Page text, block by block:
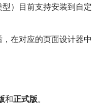
）目前支持安装到自定
在对应的页面设计器中
和正式版。